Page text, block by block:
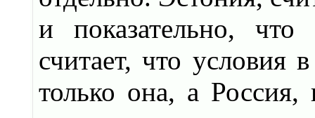
и показательно, что
считает, что условия
только она, а Россия,